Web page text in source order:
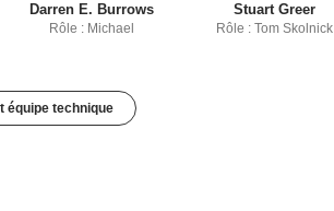
Darren E. Burrows
Rôle : Michael
Stuart Greer
Rôle : Tom Skolnick
équipe technique